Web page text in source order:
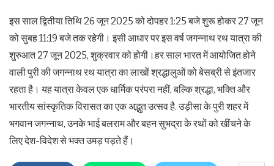
इस साल द्वितीया तिथि 26 जून 2025 को दोपहर 1:25 बजे शुरू होकर 27 जून
को सुबह 11:19 बजे तक रहेगी। इसी आधार पर इस वर्ष जगन्नाथ रथ यात्रा की
शुरुआत 27 जून 2025, शुक्रवार को होगी।हर साल भारत में आयोजित होने
वाली पुरी की जगन्नाथ रथ यात्रा का लाखों श्रद्धालुओं को बेसब्री से इंतजार
रहता है। यह यात्रा केवल एक धार्मिक परंपरा नहीं, बल्कि श्रद्धा, भक्ति और
भारतीय सांस्कृतिक विरासत का एक अद्भुत उत्सव है. उड़ीसा के पुरी शहर में
भगवान जगन्नाथ, उनके भाई बलराम और बहन सुभद्रा के रथों को खींचने के
लिए देश-विदेश से भक्त उमड़ पड़ते हैं।